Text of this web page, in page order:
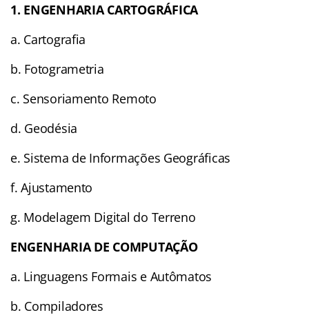
1. ENGENHARIA CARTOGRÁFICA
a. Cartografia
b. Fotogrametria
c. Sensoriamento Remoto
d. Geodésia
e. Sistema de Informações Geográficas
f. Ajustamento
g. Modelagem Digital do Terreno
ENGENHARIA DE COMPUTAÇÃO
a. Linguagens Formais e Autômatos
b. Compiladores